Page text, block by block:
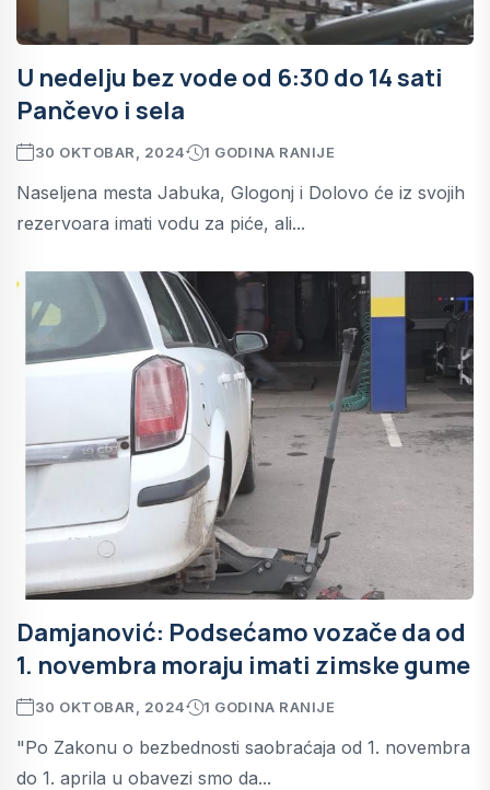
U nedelju bez vode od 6:30 do 14 sati
Pančevo i sela
30 OKTOBAR, 2024 1 GODINA RANIJE
Naseljena mesta Jabuka, Glogonj i Dolovo će iz svojih
rezervoara imati vodu za piće, ali...
Damjanović: Podsećamo vozače da od
1. novembra moraju imati zimske gume
30 OKTOBAR, 2024 1 GODINA RANIJE
"Po Zakonu o bezbednosti saobraćaja od 1. novembra
do 1. aprila u obavezi smo da...